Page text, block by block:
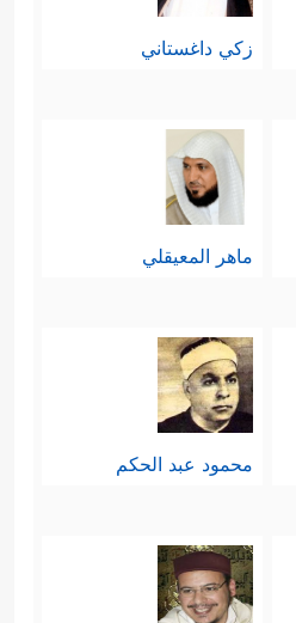
زكي داغستاني
ماهر المعيقلي
محمود عبد الحكم